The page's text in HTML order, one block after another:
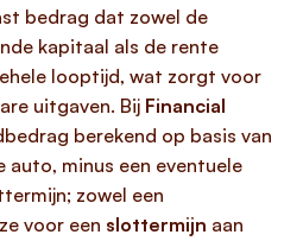
bedrag dat zowel de
kapitaal als de rente
looptijd, wat zorgt voor
uitgaven. Bij Financial
berekend op basis van
auto, minus een eventuele
zowel een
voor een slottermijn aan